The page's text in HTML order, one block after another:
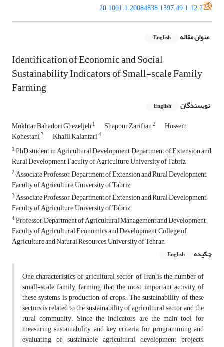
20.1001.1.20084838.1397.49.1.12.2
عنوان مقاله English
Identification of Economic and Social
Sustainability Indicators of Small-scale Family
Farming
نویسندگان English
Mokhtar Bahadori Ghezeljeh1 Shapour Zarifian2 Hossein
Kohestani3 Khalil Kalantari4
1PhD student in Agricultural Development, Department of Extension and
Rural Development, Faculty of Agriculture, University of Tabriz
2Associate Professor, Department of Extension and Rural Development,
Faculty of Agriculture, University of Tabriz
3Associate Professor, Department of Extension and Rural Development,
Faculty of Agriculture, University of Tabriz
4Professor, Department of Agricultural Management and Development,
Faculty of Agricultural Economics and Development, College of
Agriculture and Natural Resources, University of Tehran
چکیده
English
One characteristics of gricultural sector of Iran is the number of
small-scale family farming, that the most important activity of
these systems is production of crops. The sustainability of these
sectors is related to the sustainability of agricultural sector and the
rural community. Since the indicators are the main tool for
measuring sustainability and key criteria for programming and
evaluating of sustainable agricultural development projects,